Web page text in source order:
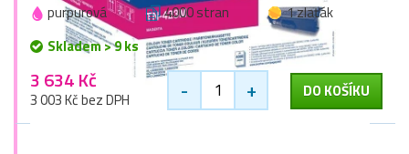
purpurová 4000 stran
1 zlaťák
Skladem > 9 ks
3 634 Kč
3 003 Kč bez DPH - + DO KOŠÍKU